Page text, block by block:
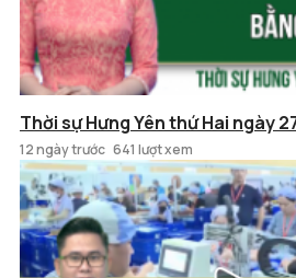
Thời sự Hưng Yên thứ Hai ngày
12 ngày trước 641 lượt xem